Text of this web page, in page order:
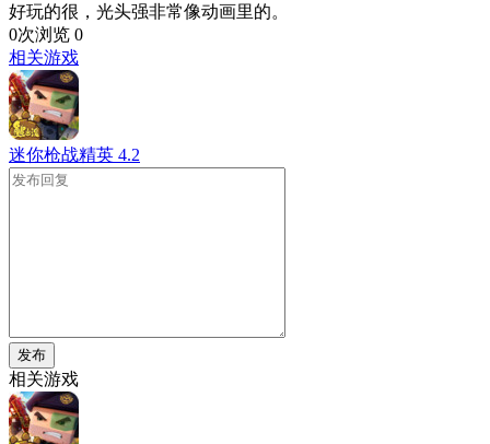
好玩的很，光头强非常像动画里的。
0次浏览 0
相关游戏
迷你枪战精英 4.2
发布
相关游戏